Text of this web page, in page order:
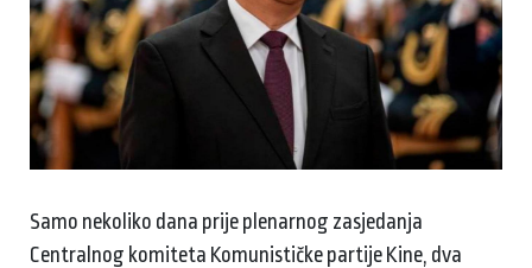
Samo nekoliko dana prije plenarnog zasjedanja
Centralnog komiteta Komunističke partije Kine, dva